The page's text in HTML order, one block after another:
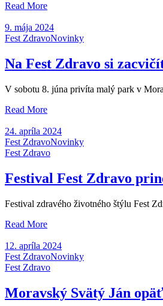
Read More
9. mája 2024
Fest ZdravoNovinky
Na Fest Zdravo si
V sobotu 8. júna privíta malý park v
Read More
24. apríla 2024
Fest ZdravoNovinky
Fest Zdravo
Festival Fest Zdravo
Festival zdravého životného štýlu Fest
Read More
12. apríla 2024
Fest ZdravoNovinky
Fest Zdravo
Moravský Svätý Ján